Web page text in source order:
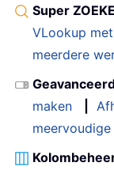
Super
VLookup
meerdere
maken